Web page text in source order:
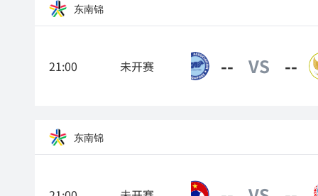
东南锦
21:00 未开赛新加坡 -- VS --
东南锦